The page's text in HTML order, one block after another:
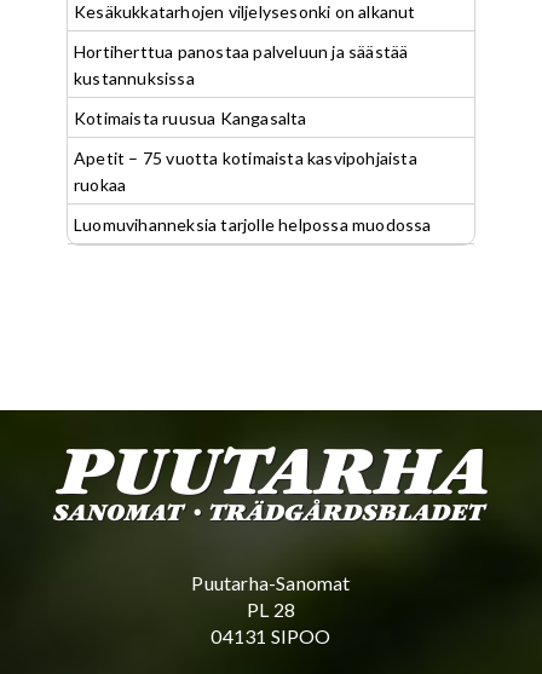
Kesäkukkatarhojen viljelysesonki on alkanut
Hortiherttua panostaa palveluun ja säästää
kustannuksissa
Kotimaista ruusua Kangasalta
Apetit – 75 vuotta kotimaista kasvipohjaista
ruokaa
Luomuvihanneksia tarjolle helpossa muodossa
Puutarha-Sanomat
PL 28
04131 SIPOO